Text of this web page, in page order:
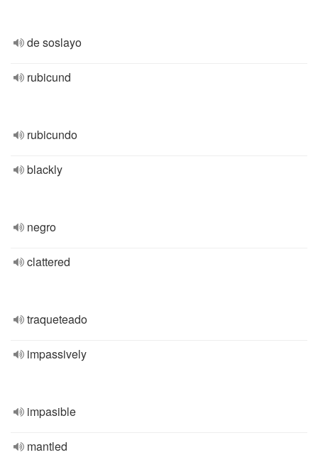
de soslayo
rubicund
rubicundo
blackly
negro
clattered
traqueteado
impassively
impasible
mantled